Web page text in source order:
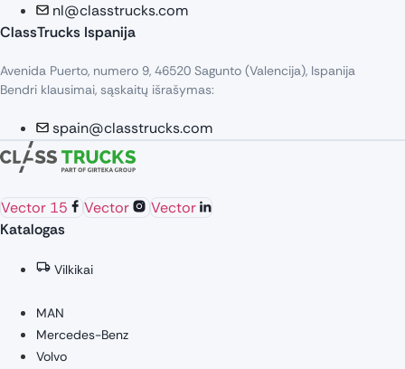
nl@classtrucks.com
ClassTrucks Ispanija
Avenida Puerto, numero 9, 46520 Sagunto (Valencija), Ispanija
Bendri klausimai, sąskaitų išrašymas:
spain@classtrucks.com
Vector 15 Vector
Vector
Katalogas
Vilkikai
MAN
Mercedes-Benz
Volvo